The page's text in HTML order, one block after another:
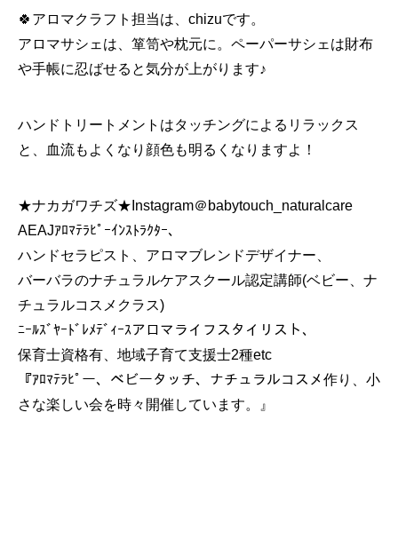
🍀アロマクラフト担当は、chizuです。
アロマサシェは、箪笥や枕元に。ペーパーサシェは財布
や手帳に忍ばせると気分が上がります♪
ハンドトリートメントはタッチングによるリラックス
と、血流もよくなり顔色も明るくなりますよ！
★ナカガワチズ★Instagram＠babytouch_naturalcare
AEAJｱﾛﾏﾃﾗﾋﾟｰｲﾝｽﾄﾗｸﾀｰ、
ハンドセラピスト、アロマブレンドデザイナー、
バーバラのナチュラルケアスクール認定講師(ベビー、ナ
チュラルコスメクラス)
ﾆｰﾙｽﾞﾔｰﾄﾞﾚﾒﾃﾞｨｰｽアロマライフスタイリスト、
保育士資格有、地域子育て支援士2種etc
『ｱﾛﾏﾃﾗﾋﾟー、ベビータッチ、ナチュラルコスメ作り、小
さな楽しい会を時々開催しています。』